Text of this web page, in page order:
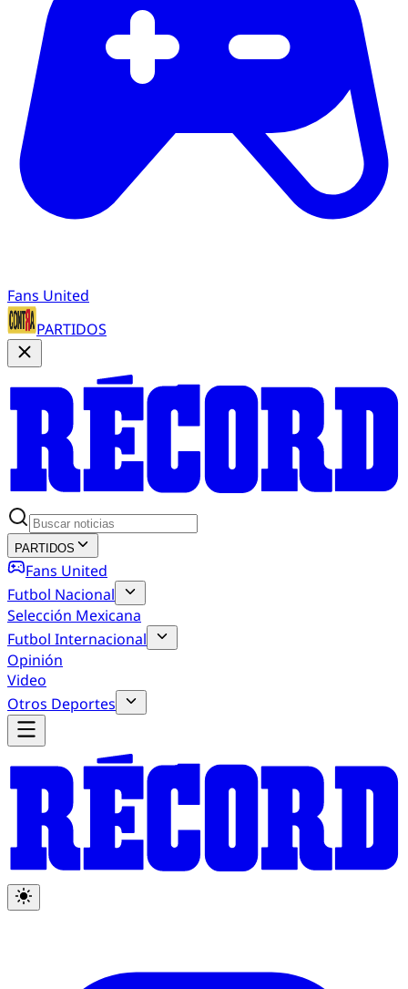
Fans United
PARTIDOS
PARTIDOS
Fans United
Futbol Nacional
Selección Mexicana
Futbol Internacional
Opinión
Video
Otros Deportes